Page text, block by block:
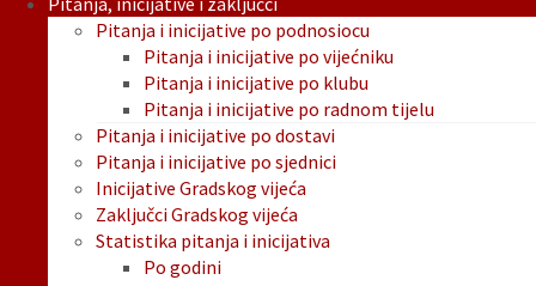
Pitanja i inicijative po podnosiocu
Pitanja i inicijative po vijećniku
Pitanja i inicijative po klubu
Pitanja i inicijative po radnom tijelu
Pitanja i inicijative po dostavi
Pitanja i inicijative po sjednici
Inicijative Gradskog vijeća
Zaključci Gradskog vijeća
Statistika pitanja i inicijativa
Po godini